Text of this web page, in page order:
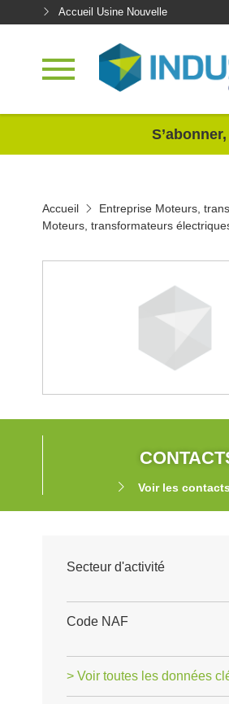
Accueil Usine Nouvelle
Accueil Entreprise Moteurs,
Moteurs, transformateurs
Voir les
Secteur d'activité
Code NAF
> Voir toutes les données